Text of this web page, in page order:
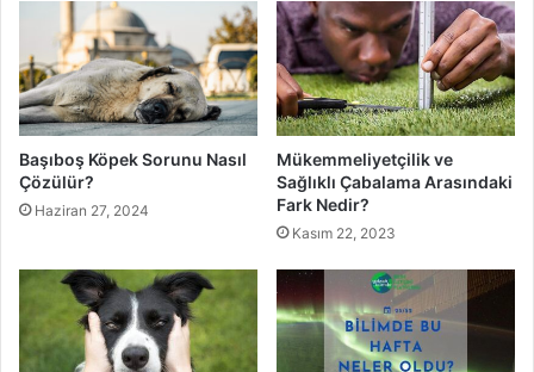
Başıboş Köpek Sorunu Nasıl
Çözülür?
Haziran 27, 2024
Mükemmeliyetçilik ve
Sağlıklı Çabalama Arasındaki
Fark Nedir?
Kasım 22, 2023